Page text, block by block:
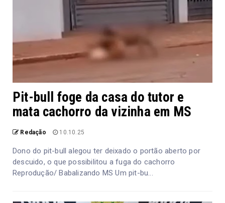
Pit-bull foge da casa do tutor e
mata cachorro da vizinha em MS
Redação 10.10.25
Dono do pit-bull alegou ter deixado o portão aberto por
descuido, o que possibilitou a fuga do cachorro
Reprodução/ Babalizando MS Um pit-bu...